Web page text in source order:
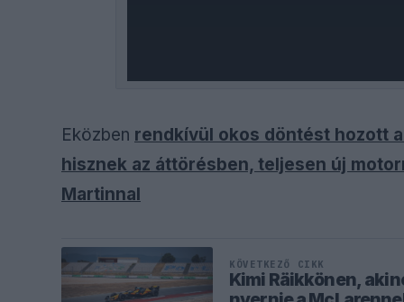
Eközben rendkívül okos döntést hozott
hisznek az áttörésben, teljesen új
Martinnal
KÖVETKEZŐ CIKK
Kimi Räikkönen,